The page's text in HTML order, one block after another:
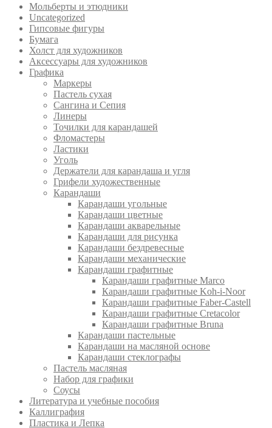
Мольберты и этюдники
Uncategorized
Гипсовые фигуры
Бумага
Холст для художников
Аксессуары для художников
Графика
Маркеры
Пастель сухая
Сангина и Сепия
Линеры
Точилки для карандашей
Фломастеры
Ластики
Уголь
Держатели для карандаша и угля
Грифели художественные
Карандаши
Карандаши угольные
Карандаши цветные
Карандаши акварельные
Карандаши для рисунка
Карандаши бездревесные
Карандаши механические
Карандаши графитные
Карандаши графитные Marco
Карандаши графитные Koh-i-Noor
Карандаши графитные Faber-Castell
Карандаши графитные Cretacolor
Карандаши графитные Bruna
Карандаши пастельные
Карандаши на масляной основе
Карандаши стеклографы
Пастель масляная
Набор для графики
Соусы
Литература и учебные пособия
Каллиграфия
Пластика и Лепка